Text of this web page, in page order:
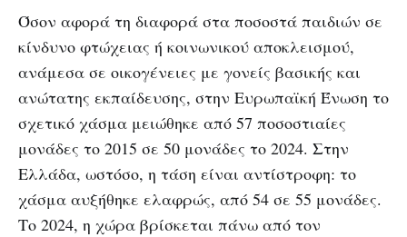
Όσον αφορά τη διαφορά στα ποσοστά παιδιών σε
κίνδυνο φτώχειας ή κοινωνικού αποκλεισμού,
ανάμεσα σε οικογένειες με γονείς βασικής και
ανώτατης εκπαίδευσης, στην Ευρωπαϊκή Ένωση το
σχετικό χάσμα μειώθηκε από 57 ποσοστιαίες
μονάδες το 2015 σε 50 μονάδες το 2024. Στην
Ελλάδα, ωστόσο, η τάση είναι αντίστροφη: το
χάσμα αυξήθηκε ελαφρώς, από 54 σε 55 μονάδες.
Το 2024, η χώρα βρίσκεται πάνω από τον